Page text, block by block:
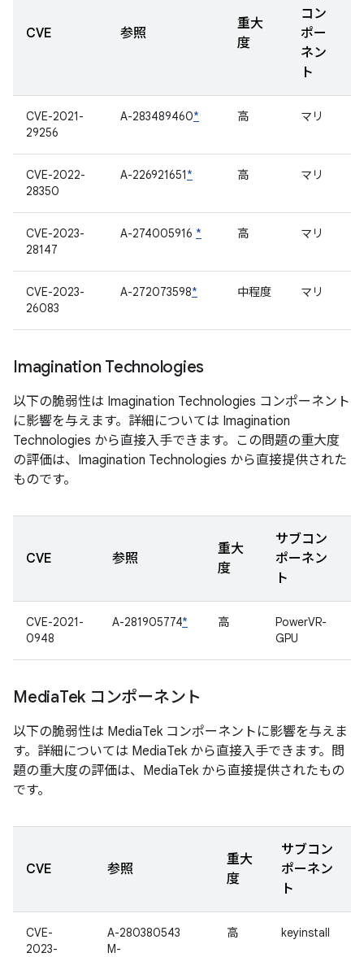
CVE 参照
重大
度
コン
ポー
ネン
ト
CVE-2021-
29256
A-283489460* 高 マリ
CVE-2022-
28350
A-226921651* 高 マリ
CVE-2023-
28147
A-274005916 * 高 マリ
CVE-2023-
26083
A-272073598* 中程度 マリ
Imagination Technologies
以下の脆弱性は Imagination Technologies コンポーネント
に影響を与えます。詳細については Imagination
Technologies から直接入手できます。この問題の重大度
の評価は、Imagination Technologies から直接提供された
ものです。
CVE 参照
重大
度
サブコン
ポーネン
ト
CVE-2021-
0948
A-281905774* 高
PowerVR-
GPU
MediaTek コンポーネント
以下の脆弱性は MediaTek コンポーネントに影響を与えま
す。詳細については MediaTek から直接入手できます。問
題の重大度の評価は、MediaTek から直接提供されたもの
です。
CVE 参照
重大
度
サブコン
ポーネン
ト
CVE-
2023-
A-280380543
M-
高 keyinstall